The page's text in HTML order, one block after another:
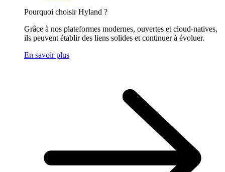
Pourquoi choisir Hyland ?
Grâce à nos plateformes modernes, ouvertes et cloud-natives,
ils peuvent établir des liens solides et continuer à évoluer.
En savoir plus